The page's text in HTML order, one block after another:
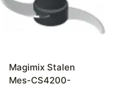
Magimix Stalen
Mes-CS4200-